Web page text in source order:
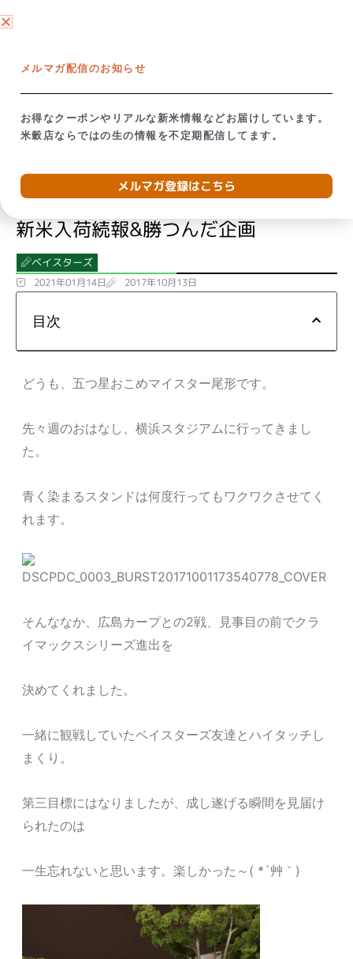
容
トップ→ ブログ→新米入荷続報&勝つんだ企画
新米入荷続報&勝つんだ企画
ベイスターズ
2021年01月14日 2017年10月13日
目次
どうも、五つ星おこめマイスター尾形です。
先々週のおはなし、横浜スタジアムに行ってきまし
た。
青く染まるスタンドは何度行ってもワクワクさせてく
れます。
そんななか、広島カープとの2戦、見事目の前でクラ
イマックスシリーズ進出を
決めてくれました。
一緒に観戦していたベイスターズ友達とハイタッチし
まくり。
第三目標にはなりましたが、成し遂げる瞬間を見届け
られたのは
一生忘れないと思います。楽しかった～( *´艸｀)
メルマガ配信のお知らせ
お得なクーポンやリアルな新米情報などお届けしています。
米穀店ならではの生の情報を不定期配信してます。
メルマガ登録はこちら